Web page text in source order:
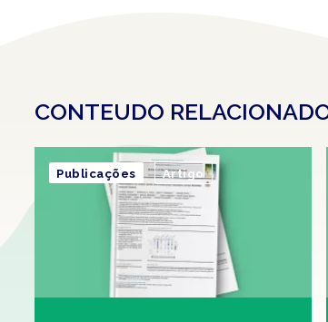
CONTEUDO
Publicações Artigo